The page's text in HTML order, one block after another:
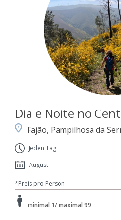
Dia e Noite no
Fajão, Pampilhosa da
Jeden Tag
August
*Preis pro Person
minimal 1/ maximal 99